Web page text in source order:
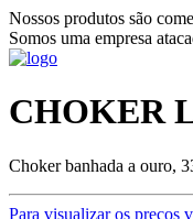
Nossos produtos são
Somos uma empresa
CHOKER
Choker banhada a ouro,
Para visualizar os preços